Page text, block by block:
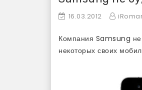
16.03.2012
Компания Samsung не
некоторых своих